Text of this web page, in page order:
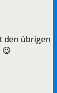
den übrigen
😉